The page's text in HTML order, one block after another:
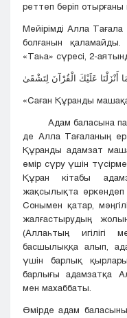
реттеп беріп отырғаны
Мейірімді Алла
болғанын
«Таһа» сүресі, 2-
«Саған Құранды
Адам баласына
де Алла Тағаланың
Құранды адамзат
өмір сүру үшін
Құран кітабы
жақсылықта өркендеп
Сонымен қатар,
жалғастырудың
(Аллаһтың
басшылыққа алып,
үшін барлық
барлығы адамзатқа
мен махаббаты.
Өмірде адам